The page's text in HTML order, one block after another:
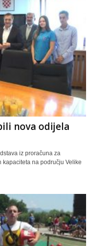
nova odijela
iz proračuna za
na području Velike